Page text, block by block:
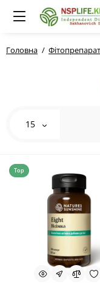
Головна
15
Top